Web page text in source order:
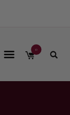
0